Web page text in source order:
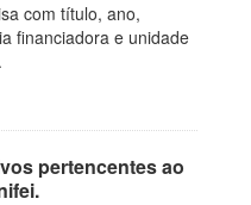
com título, ano,
financiadora e unidade
pertencentes ao